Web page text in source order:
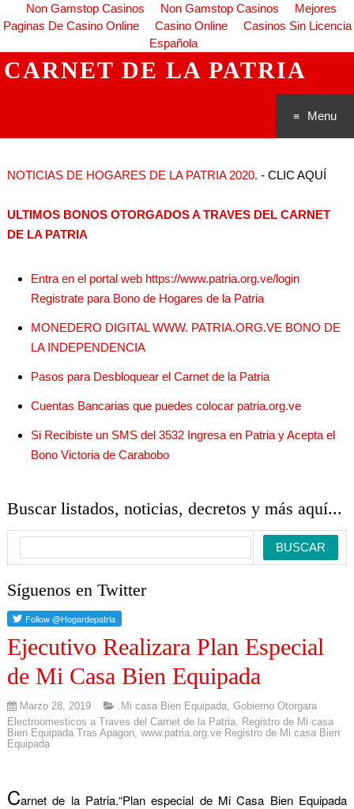
Non Gamstop Casinos Non Gamstop Casinos
Mejores
Paginas De Casino Online
Casino Online
Casinos Sin Licencia
Española
CARNET DE LA PATRIA
Menu
do
NOTICIAS DE HOGARES DE LA PATRIA 2020. - CLIC AQUÍ
ULTIMOS BONOS OTORGADOS A TRAVES DEL CARNET
DE LA PATRIA
Entra en el portal web https://www.patria.org.ve/login
Registrate para Bono de Hogares de la Patria
MONEDERO DIGITAL WWW. PATRIA.ORG.VE BONO DE
LA INDEPENDENCIA
Pasos para Desbloquear el Carnet de la Patria
Cuentas Bancarias que puedes colocar patria.org.ve
Si Recibiste un SMS del 3532 Ingresa en Patria y Acepta el
Bono Victoria de Carabobo
Buscar listados, noticias, decretos y más aquí...
Síguenos en Twitter
Ejecutivo Realizara Plan Especial
de Mi Casa Bien Equipada
Marzo 28, 2019 .Mi casa Bien Equipada, Gobierno Otorgara
Electroomesticos a Traves del Carnet de la Patria,
Registro de Mi casa
Bien Equipada Tras Apagon, www.patria.org.ve Registro de Mi casa Bien
Equipada
Carnet de la Patria.“Plan especial de Mi Casa Bien Equipada